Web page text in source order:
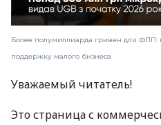
Более полумиллиарда гривен для ФЛП:
поддержку малого бизнеса
Уважаемый читатель!
Это страница с